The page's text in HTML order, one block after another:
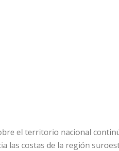
el territorio nacional
las costas de la región